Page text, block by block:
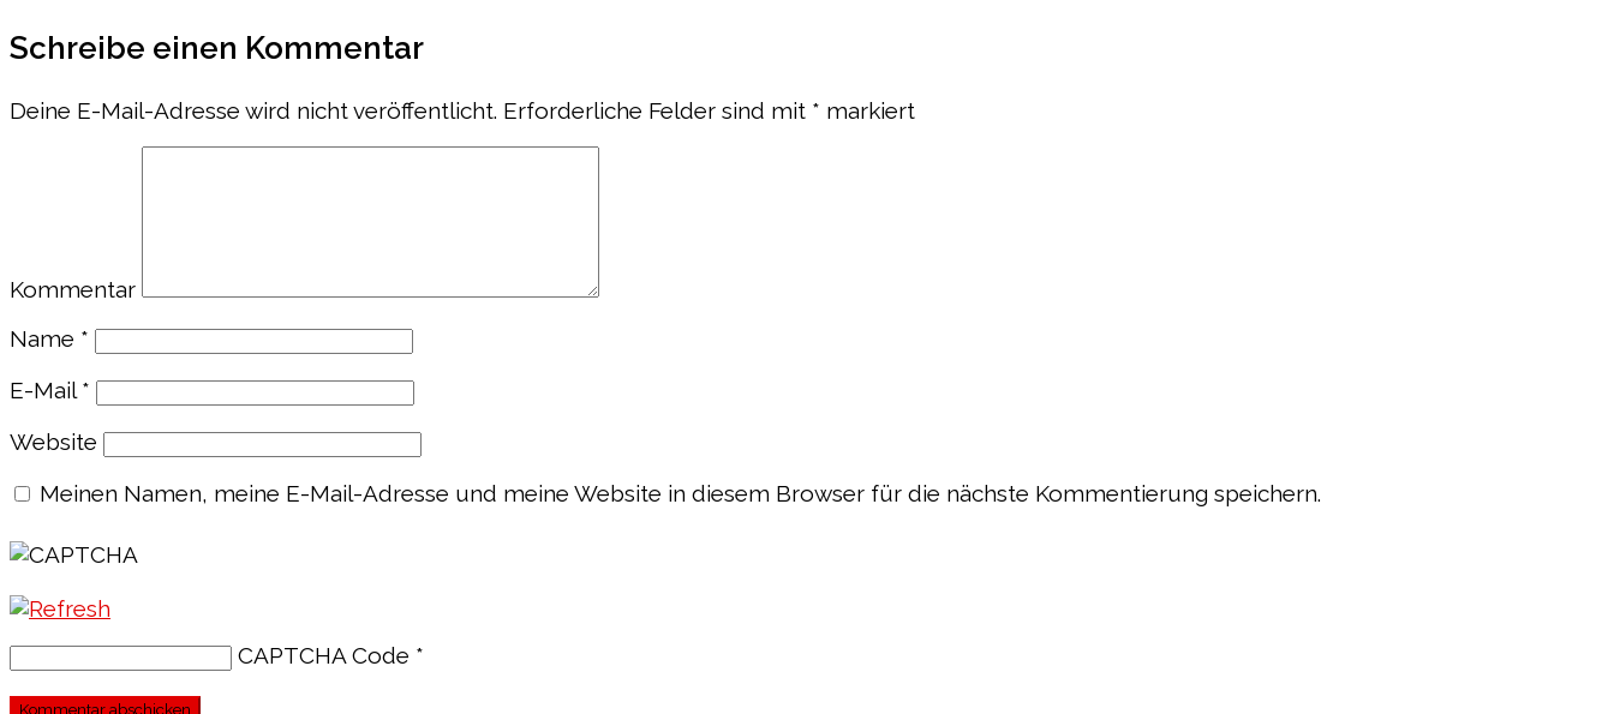
Schreibe einen Kommentar
Deine E-Mail-Adresse wird nicht veröffentlicht. Erforderliche Felder sind mit * markiert
Kommentar
Name *
E-Mail*
Website
Meinen Namen, meine E-Mail-Adresse und meine Website in diesem Browser für die nächste Kommentierung speichern.
CAPTCHA Code *